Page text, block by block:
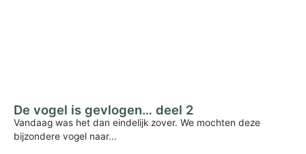
De vogel is gevlogen… deel 2
Vandaag was het dan eindelijk zover. We mochten deze
bijzondere vogel naar...